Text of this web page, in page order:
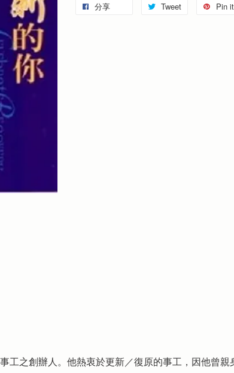
分享 Tweet Pin it
工之創辦人。他熱衷於更新／復原的事工，因他曾